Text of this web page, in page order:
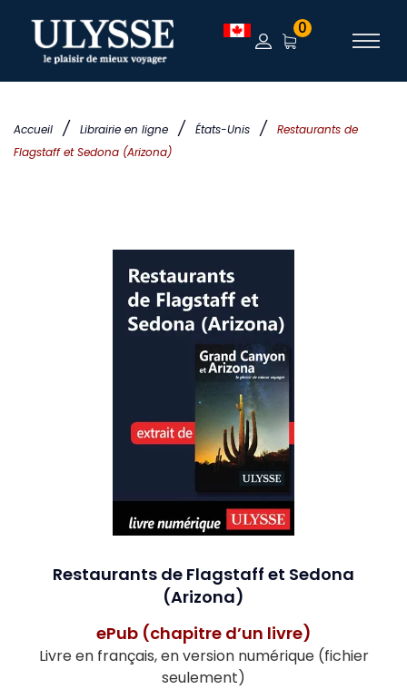
Accueil / Librairie en ligne / États-Unis /
Restaurants de
Flagstaff et Sedona (Arizona)
0
Restaurants de Flagstaff et Sedona
(Arizona)
ePub (chapitre d’un livre)
Livre en français, en version numérique (fichier
seulement)